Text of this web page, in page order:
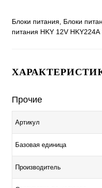
Блоки питания, Блоки
питания HKY 12V
Прочие
Артикул
Базовая единица
Производитель